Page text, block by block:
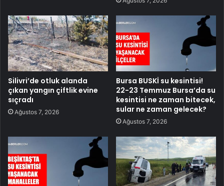
Silivri’de otluk alanda
çıkan yangın çiftlik evine
sıçradı
Ağustos 7, 2026
Bursa BUSKİ su kesintisi!
22-23 Temmuz Bursa’da su
kesintisi ne zaman bitecek,
sular ne zaman gelecek?
Ağustos 7, 2026